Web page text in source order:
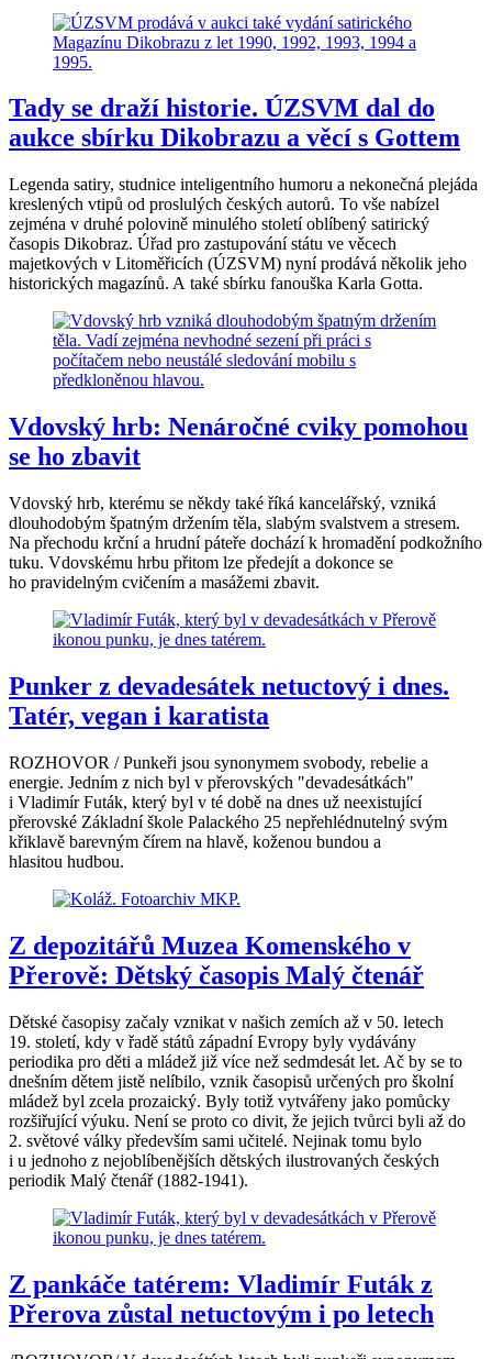
Tady se draží historie. ÚZSVM dal do
aukce sbírku Dikobrazu a věcí s Gottem
Legenda satiry, studnice inteligentního humoru a nekonečná plejáda
kreslených vtipů od proslulých českých autorů. To vše nabízel
zejména v druhé polovině minulého století oblíbený satirický
časopis Dikobraz. Úřad pro zastupování státu ve věcech
majetkových v Litoměřicích (ÚZSVM) nyní prodává několik jeho
historických magazínů. A také sbírku fanouška Karla Gotta.
Vdovský hrb: Nenáročné cviky pomohou
se ho zbavit
Vdovský hrb, kterému se někdy také říká kancelářský, vzniká
dlouhodobým špatným držením těla, slabým svalstvem a stresem.
Na přechodu krční a hrudní páteře dochází k hromadění podkožního
tuku. Vdovskému hrbu přitom lze předejít a dokonce se
ho pravidelným cvičením a masážemi zbavit.
Punker z devadesátek netuctový i dnes.
Tatér, vegan i karatista
ROZHOVOR / Punkeři jsou synonymem svobody, rebelie a
energie. Jedním z nich byl v přerovských "devadesátkách"
i Vladimír Futák, který byl v té době na dnes už neexistující
přerovské Základní škole Palackého 25 nepřehlédnutelný svým
křiklavě barevným čírem na hlavě, koženou bundou a
hlasitou hudbou.
Z depozitářů Muzea Komenského v
Přerově: Dětský časopis Malý čtenář
Dětské časopisy začaly vznikat v našich zemích až v 50. letech
19. století, kdy v řadě států západní Evropy byly vydávány
periodika pro děti a mládež již více než sedmdesát let. Ač by se to
dnešním dětem jistě nelíbilo, vznik časopisů určených pro školní
mládež byl zcela prozaický. Byly totiž vytvářeny jako pomůcky
rozšiřující výuku. Není se proto co divit, že jejich tvůrci byli až do
2. světové války především sami učitelé. Nejinak tomu bylo
i u jednoho z nejoblíbenějších dětských ilustrovaných českých
periodik Malý čtenář (1882-1941).
Z pankáče tatérem: Vladimír Futák z
Přerova zůstal netuctovým i po letech